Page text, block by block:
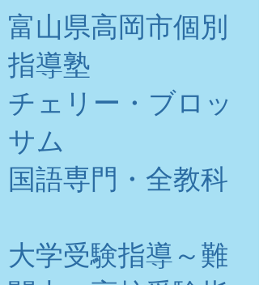
富山県高岡市個別
指導塾
チェリー・ブロッ
サム
​国語専門・全教科
大学受験指導～難